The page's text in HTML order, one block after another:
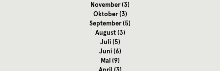
November(3)
Oktober(3)
September(5)
August(3)
Juli(5)
Juni(6)
Mai(9)